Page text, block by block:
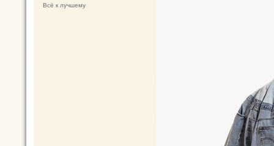
Всё к лучшему